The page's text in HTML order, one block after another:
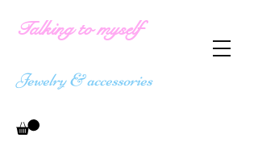
Talking to myself
Jewelry & accessories